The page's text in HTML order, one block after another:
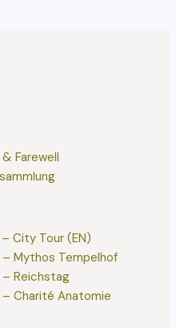
Farewell
City Tour (EN)
Mythos Tempelhof
– Reichstag
Charité Anatomie